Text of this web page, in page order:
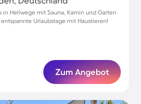
in Hellwege mit Sauna, Kamin und Garten
Urlaubstage mit Haustieren!
Zum Angebot